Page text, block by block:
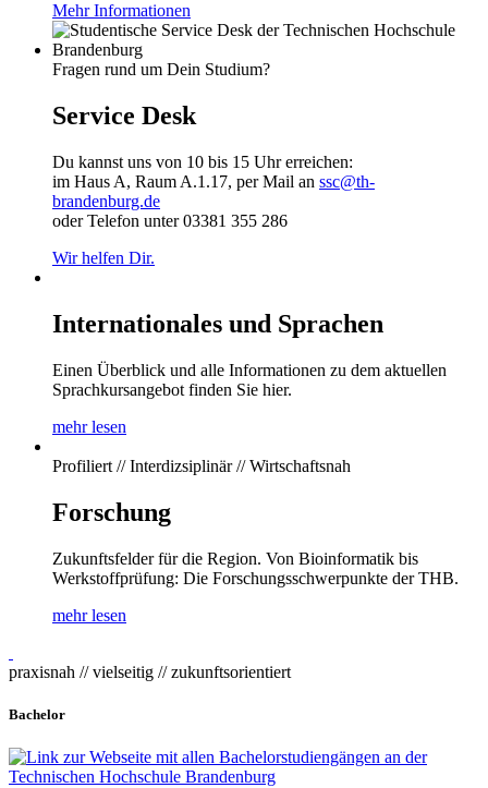
Mehr Informationen
Fragen rund um Dein Studium?
Service Desk
Du kannst uns von 10 bis 15 Uhr erreichen:
im Haus A, Raum A.1.17, per Mail an ssc@th-
brandenburg.de
oder Telefon unter 03381 355 286
Wir helfen Dir.
Internationales und Sprachen
Einen Überblick und alle Informationen zu dem aktuellen
Sprachkursangebot finden Sie hier.
mehr lesen
Profiliert // Interdizsiplinär // Wirtschaftsnah
Forschung
Zukunftsfelder für die Region. Von Bioinformatik bis
Werkstoffprüfung: Die Forschungsschwerpunkte der THB.
mehr lesen
praxisnah // vielseitig // zukunftsorientiert
Bachelor